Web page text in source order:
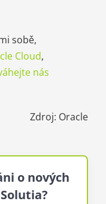
sobě,
Cloud,
nás
Zdroj: Oracle
o nových